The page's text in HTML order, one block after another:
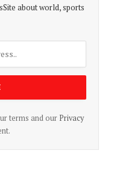
about world, sports
terms and our Privacy